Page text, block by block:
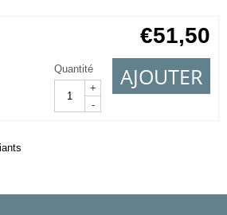
€51,50
Quantité
+
-
AJOUTER